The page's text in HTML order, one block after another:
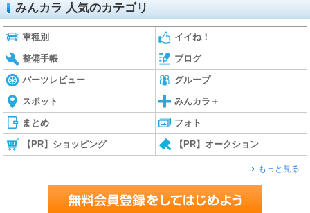
みんカラ 人気のカテゴリ
車種別 イイね！
整備手帳 ブログ
パーツレビュー グループ
スポット みんカラ＋
まとめ フォト
【PR】ショッピング 【PR】オークション
もっと見る